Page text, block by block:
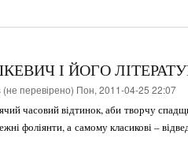
І ЙОГО
перевірено) Пон, 2011-04-25 22:07
часовий від­тинок, аби творчу
фоліянти, а самому класикові –